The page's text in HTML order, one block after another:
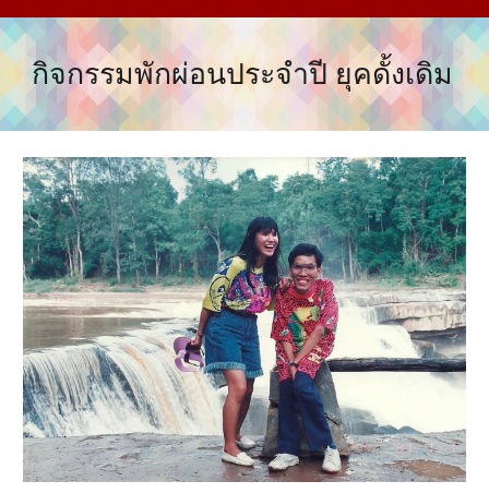
กิจกรรมพักผ่อนประจำปี ยุคดั้งเดิม